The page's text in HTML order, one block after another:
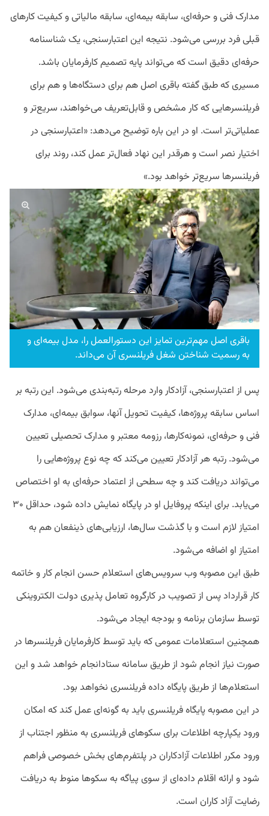
مدارک فنی و حرفه‌ای، سابقه بیمه‌ای، سابقه مالیاتی و کیفیت کارهای
قبلی فرد بررسی می‌شود. نتیجه این اعتبارسنجی، یک شناسنامه
حرفه‌ای دقیق است که می‌تواند پایه تصمیم کارفرمایان باشد.
مسیری که طبق گفته باقری اصل هم برای دستگاه‌ها و هم برای
فریلنسرهایی که کار مشخص و قابل‌تعریف می‌خواهند، سریع‌تر و
عملیاتی‌تر است. او در این باره توضیح می‌دهد: «اعتبارسنجی در
اختیار نصر است و هرقدر این نهاد فعال‌تر عمل کند، روند برای
فریلنسرها سریع‌تر خواهد بود.»
باقری اصل مهم‌ترین تمایز این دستورالعمل را، مدل بیمه‌ای و
به رسمیت شناختن شغل فریلنسری آن می‌داند.
پس از اعتبارسنجی، آزادکار وارد مرحله رتبه‌بندی می‌شود. این رتبه بر
اساس سابقه پروژه‌ها، کیفیت تحویل آنها، سوابق بیمه‌ای، مدارک
فنی و حرفه‌ای، نمونه‌کارها، رزومه معتبر و مدارک تحصیلی تعیین
می‌شود. رتبه هر آزادکار تعیین می‌کند که چه نوع پروژه‌هایی را
می‌تواند دریافت کند و چه سطحی از اعتماد حرفه‌ای به او اختصاص
می‌یابد. برای اینکه پروفایل او در پایگاه نمایش داده شود، حداقل ۳۰
امتیاز لازم است و با گذشت سال‌ها، ارزیابی‌های ذینفعان هم به
امتیاز او اضافه می‌شود.
طبق این مصوبه وب سرویس‌های استعلام حسن انجام کار و خاتمه
کار قرارداد پس از تصویب در کارگروه تعامل پذیری دولت الکتروینکی
توسط سازمان برنامه و بودجه ایجاد می‌شود.
همچنین استعلامات عمومی که باید توسط کارفرمایان فریلنسرها در
صورت نیاز انجام شود از طریق سامانه ستادانجام خواهد شد و این
استعلام‌ها از طریق پایگاه داده فریلنسری نخواهد بود.
در این مصوبه پایگاه فریلنسری باید به گونه‌ای عمل کند که امکان
ورود یکپارچه اطلاعات برای سکوهای فریلنسری به منظور اجتناب از
ورود مکرر اطلاعات آزادکاران در پلتفرم‌های بخش خصوصی فراهم
شود و ارائه اقلام داده‌ای از سوی پیاگه به سکوها منوط به دریافت
رضایت آزاد کاران است.